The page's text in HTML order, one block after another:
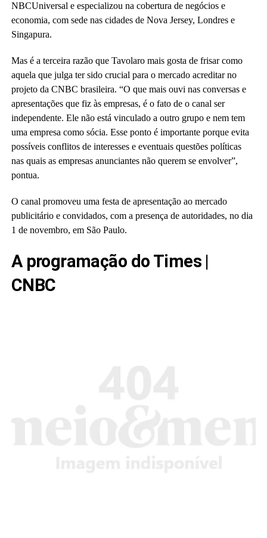
NBCUniversal e especializou na cobertura de negócios e
economia, com sede nas cidades de Nova Jersey, Londres e
Singapura.
Mas é a terceira razão que Tavolaro mais gosta de frisar como
aquela que julga ter sido crucial para o mercado acreditar no
projeto da CNBC brasileira. “O que mais ouvi nas conversas e
apresentações que fiz às empresas, é o fato de o canal ser
independente. Ele não está vinculado a outro grupo e nem tem
uma empresa como sócia. Esse ponto é importante porque evita
possíveis conflitos de interesses e eventuais questões políticas
nas quais as empresas anunciantes não querem se envolver”,
pontua.
O canal promoveu uma festa de apresentação ao mercado
publicitário e convidados, com a presença de autoridades, no dia
1 de novembro, em São Paulo.
A programação do Times |
CNBC